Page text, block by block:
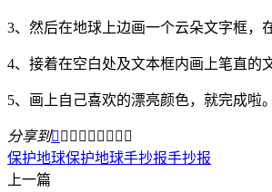
3、然后在地球上边画一个云朵文字框，
4、接着在空白处及文本框内画上笔直的
5、画上自己喜欢的漂亮颜色，就完成啦。
分享到        
保护地球保护地球手抄报手抄报
上一篇